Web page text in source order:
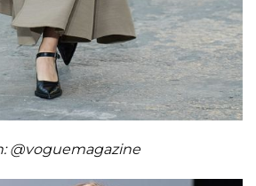
@voguemagazine